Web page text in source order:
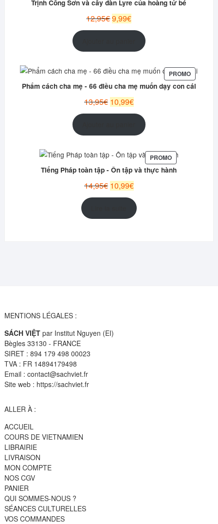
PROMOTION
Trịnh Công Sơn và cây đàn Lyre của hoàng tử bé
12,95€Le
9,99€Le
actuel
est :
PROMOPRODUIT
EN
Phẩm cách cha mẹ - 66 điều cha mẹ muốn dạy con cái
13,95€ Le
prix
10,99€Le
prix
actuel
est :
PROMOPRODUIT
EN
PROMOTION
Tiếng Pháp toàn tập - Ôn tập và thực hành
14,95€ Le
10,99€Le
actuel
est :
MENTIONS LÉGALES :
SÁCH VIỆTpar Institut Nguyen (EI)
Bègles 33130 - FRANCE
SIRET : 894 179 498 00023
TVA : FR 14894179498
Email : contact@sachviet.fr
Site web : https://sachviet.fr
ALLER À :
ACCUEIL
COURS DE VIETNAMIEN
LIBRAIRIE
LIVRAISON
MON COMPTE
NOS CGV
PANIER
QUI SOMMES-NOUS ?
SÉANCES CULTURELLES
VOS COMMANDES